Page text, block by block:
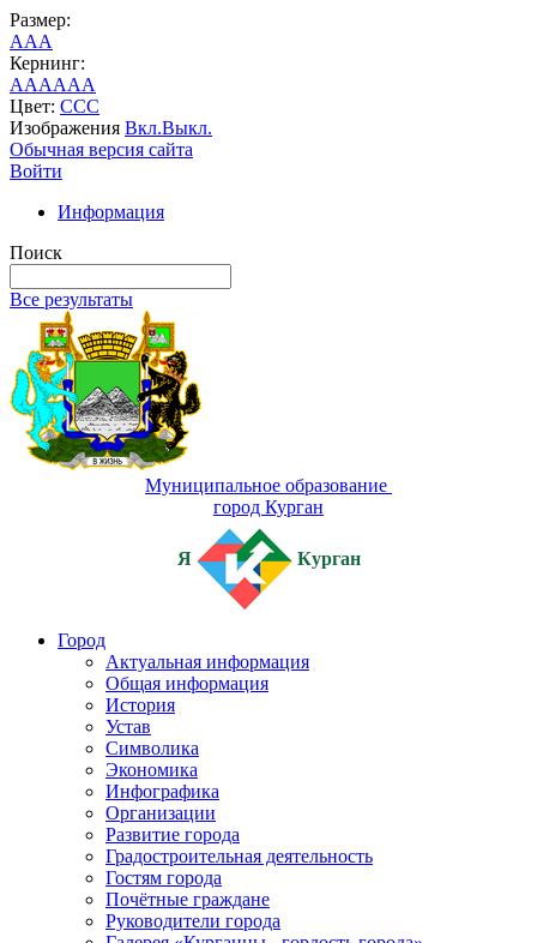
Размер:
AAA
Кернинг:
AAAAAA
Цвет: CCC
Изображения Вкл.Выкл.
Обычная версия сайта
Войти
Информация
Поиск
Все результаты
Муниципальное образование
город Курган
Я Курган
Город
Актуальная информация
Общая информация
История
Устав
Символика
Экономика
Инфографика
Организации
Развитие города
Градостроительная деятельность
Гостям города
Почётные граждане
Руководители города